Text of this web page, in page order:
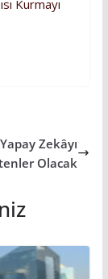
Kurmayı
Zekâyı
Olacak